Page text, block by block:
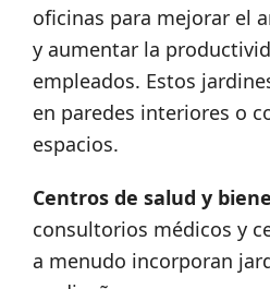
oficinas para mejorar el
y aumentar la
empleados. Estos
en paredes interiores o
espacios.
Centros de salud y
consultorios médicos y
a menudo incorporan